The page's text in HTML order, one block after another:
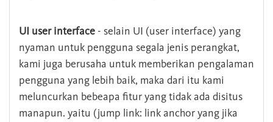
UI user interface - selain UI (user interface) yang
nyaman untuk pengguna segala jenis perangkat,
kami juga berusaha untuk memberikan pengalaman
pengguna yang lebih baik, maka dari itu kami
meluncurkan bebeapa fitur yang tidak ada disitus
manapun. yaitu (jump link: link anchor yang jika